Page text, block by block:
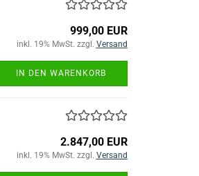
999,00 EUR
inkl. 19% MwSt. zzgl. Versand
IN DEN WARENKORB
2.847,00 EUR
inkl. 19% MwSt. zzgl. Versand